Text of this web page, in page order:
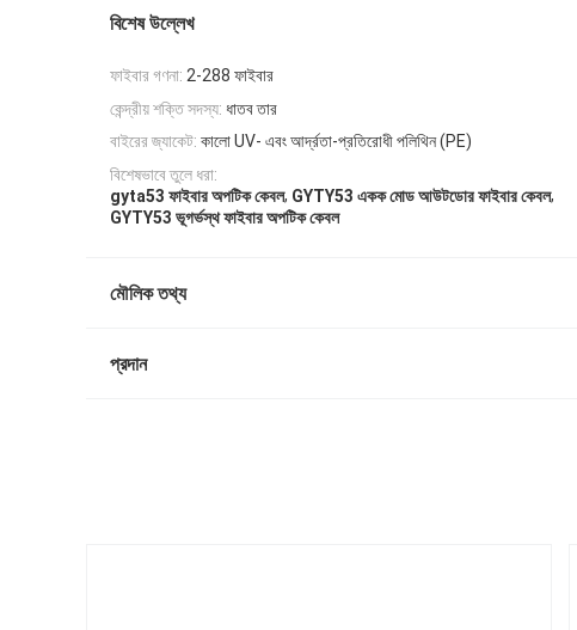
বিশেষ উল্লেখ
ফাইবার গণনা: 2-288 ফাইবার
কেন্দ্রীয় শক্তি সদস্য: ধাতব তার
বাইরের জ্যাকেট: কালো UV- এবং আর্দ্রতা-প্রতিরোধী পলিথিন (PE)
বিশেষভাবে তুলে ধরা:
gyta53 ফাইবার অপটিক কেবল, GYTY53 একক মোড আউটডোর ফাইবার কেবল,
GYTY53 ভূগর্ভস্থ ফাইবার অপটিক কেবল
মৌলিক তথ্য
প্রদান